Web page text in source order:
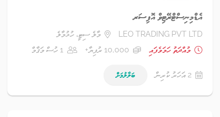
އެޑްމިނިސްޓްރޭޓިވް އޮފިސަރ
LEO TRADING PVT LTD
މާލެ ސިޓީ، ހުޅުމާލެ
މުއްދަތު ހަމަވެފައި
10,000 ރުފިޔާ+ 1 ހުސް މަޤާމް
2 އަހަރު ކުރިން ބަލާލުމަށް